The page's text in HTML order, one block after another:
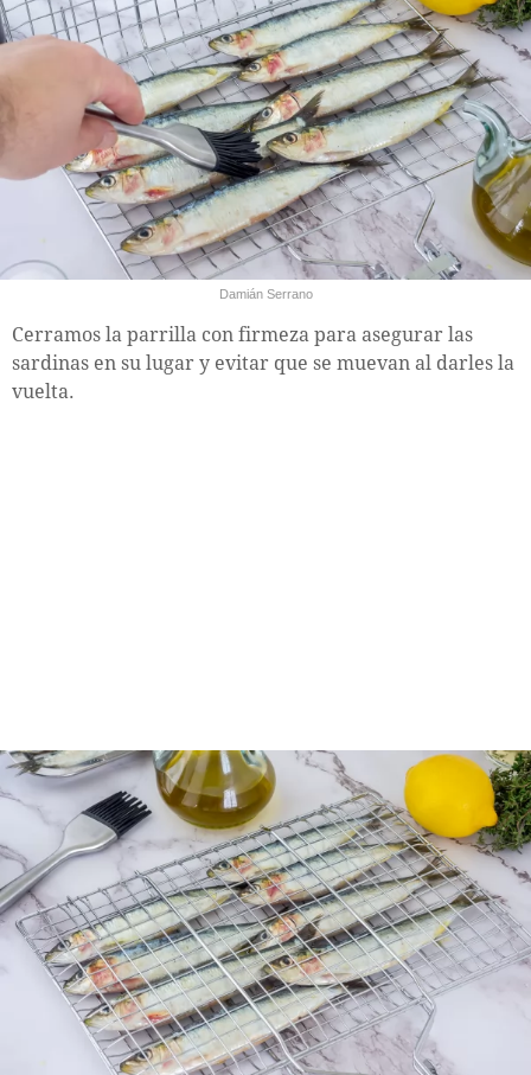
Damián Serrano
Cerramos la parrilla con firmeza para asegurar las
sardinas en su lugar y evitar que se muevan al darles la
vuelta.